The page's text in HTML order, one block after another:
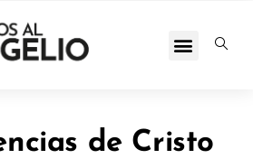
de Cristo